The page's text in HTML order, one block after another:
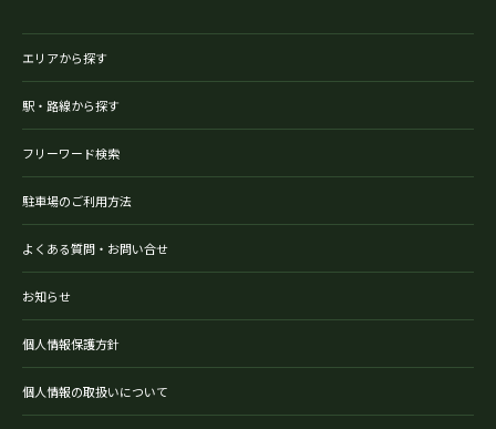
エリアから探す
駅・路線から探す
フリーワード検索
駐車場のご利用方法
よくある質問・お問い合せ
お知らせ
個人情報保護方針
個人情報の取扱いについて